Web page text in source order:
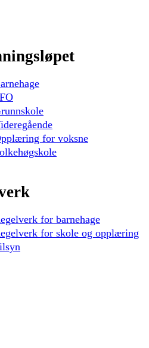
for voksne
for barnehage
for skole og opplæring